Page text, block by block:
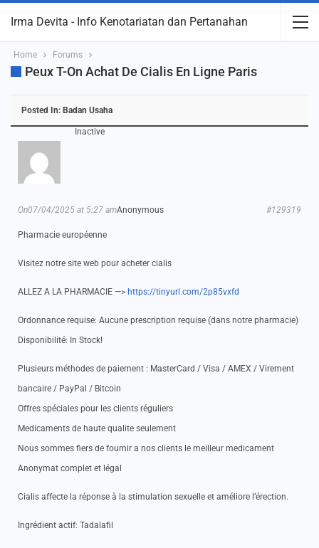
Irma Devita - Info Kenotariatan dan Pertanahan
Home Forums
Peux T-On Achat De Cialis En Ligne Paris
Posted In: Badan Usaha
Inactive
Anonymous
On07/04/2025 at 5:27 am #129319
Pharmacie européenne
Visitez notre site web pour acheter cialis
ALLEZ A LA PHARMACIE —> https://tinyurl.com/2p85vxfd
Ordonnance requise: Aucune prescription requise (dans notre pharmacie)
Disponibilité: In Stock!
Plusieurs méthodes de paiement : MasterCard / Visa / AMEX / Virement
bancaire / PayPal / Bitcoin
Offres spéciales pour les clients réguliers
Medicaments de haute qualite seulement
Nous sommes fiers de fournir a nos clients le meilleur medicament
Anonymat complet et légal
Cialis affecte la réponse à la stimulation sexuelle et améliore l’érection.
Ingrédient actif: Tadalafil